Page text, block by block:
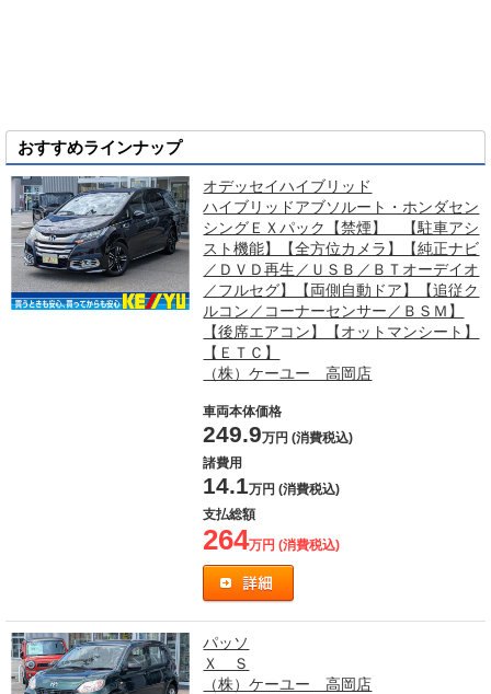
おすすめラインナップ
オデッセイハイブリッド
ハイブリッドアブソルート・ホンダセン
シングＥＸパック【禁煙】 【駐車アシ
スト機能】【全方位カメラ】【純正ナビ
／ＤＶＤ再生／ＵＳＢ／ＢＴオーデイオ
／フルセグ】【両側自動ドア】【追従ク
ルコン／コーナーセンサー／ＢＳＭ】
【後席エアコン】【オットマンシート】
【ＥＴＣ】
（株）ケーユー 高岡店
車両本体価格
249.9万円 (消費税込)
諸費用
14.1万円 (消費税込)
支払総額
264万円 (消費税込)
パッソ
Ｘ Ｓ
（株）ケーユー 高岡店